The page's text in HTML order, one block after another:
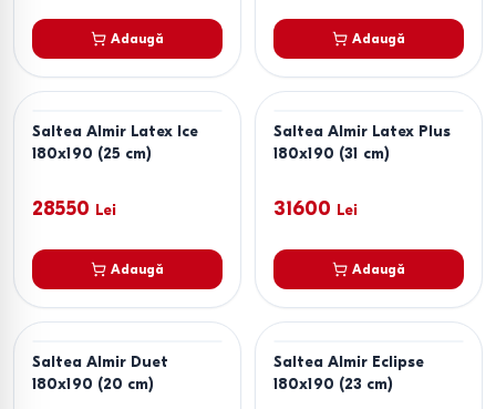
Adaugă Adaugă
Saltea Almir Latex Ice
180x190 (25 cm)
28550 Lei
Adaugă
Saltea Almir Latex Plus
180x190 (31 cm)
31600 Lei
Adaugă
Saltea Almir Duet
180x190 (20 cm)
Saltea Almir Eclipse
180x190 (23 cm)